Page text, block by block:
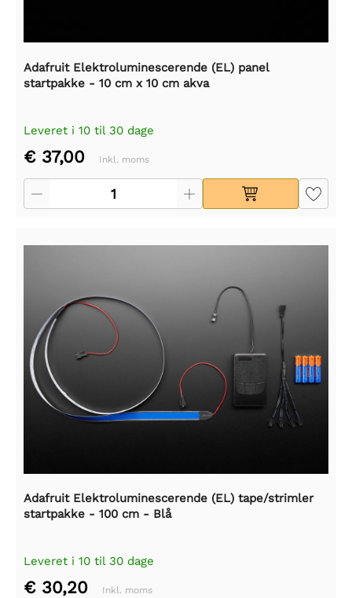
Adafruit Elektroluminescerende (EL) panel
startpakke - 10 cm x 10 cm akva
Leveret i 10 til 30 dage
€ 37,00 Inkl. moms
Adafruit Elektroluminescerende (EL) tape/strimler
startpakke - 100 cm - Blå
Leveret i 10 til 30 dage
€ 30,20 Inkl. moms